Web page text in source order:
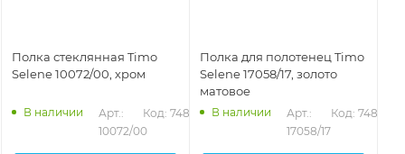
Полка стеклянная Timo
Selene 10072/00, хром
В наличии
Арт.:
10072/00
Код: 74893
Полка для полотенец Timo
Selene 17058/17, золото
матовое
В наличии
Арт.:
17058/17
Код: 74882